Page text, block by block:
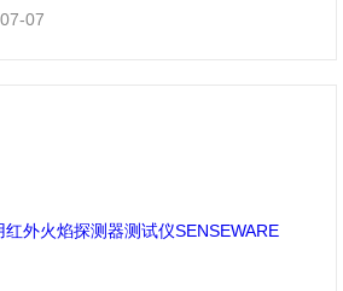
O2/N2 impa 851591，851582
07